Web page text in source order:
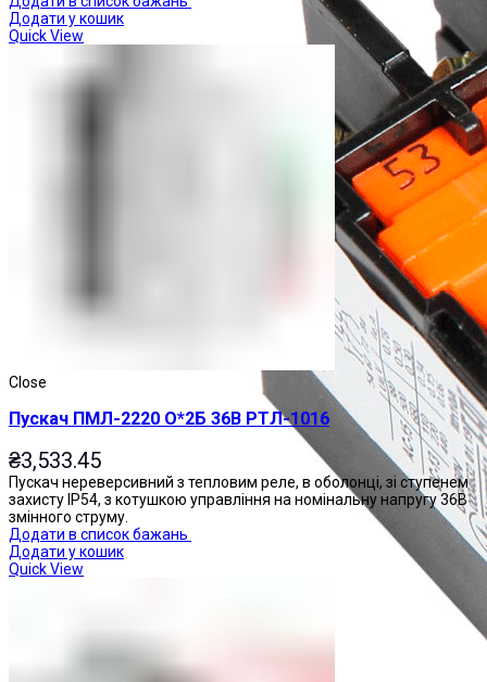
Додати у кошик
Quick View
Close
Пускач ПМЛ-2220 О*2Б 36В РТЛ-1016
₴3,533.45
Пускач нереверсивний з тепловим реле, в оболонці, зі ступенем
захисту IP54, з котушкою управління на номінальну напругу 36В
змінного струму.
Додати в список бажань
Додати у кошик
Quick View